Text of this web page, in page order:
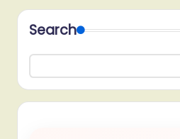
Search